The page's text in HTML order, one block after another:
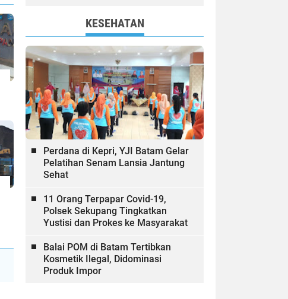
KESEHATAN
Perdana di Kepri, YJI Batam Gelar
Pelatihan Senam Lansia Jantung
Sehat
11 Orang Terpapar Covid-19,
Polsek Sekupang Tingkatkan
Yustisi dan Prokes ke Masyarakat
Balai POM di Batam Tertibkan
Kosmetik Ilegal, Didominasi
Produk Impor